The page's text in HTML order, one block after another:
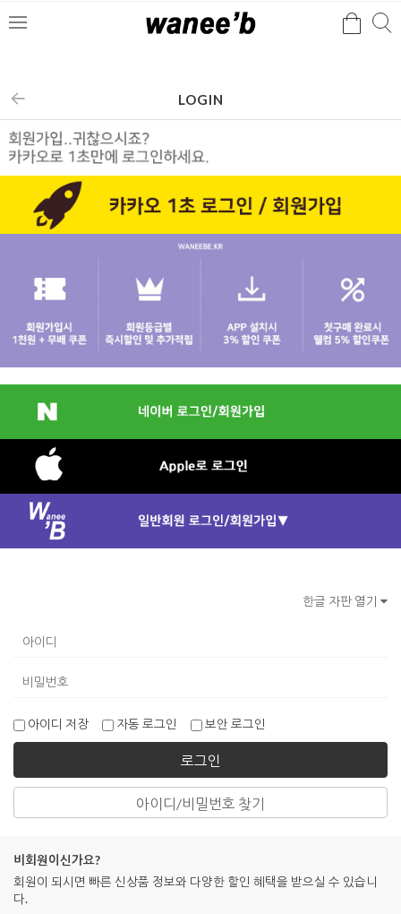
메
검
LOGIN
한글 자판 열기
아이디 저장 자동 로그인 보안 로그인
로그인
아이디/비밀번호 찾기
비회원이신가요?
회원이 되시면 빠른 신상품 정보와 다양한 할인 혜택을 받으실 수 있습니
다.